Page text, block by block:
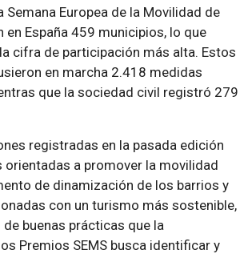
Semana Europea de la Movilidad de
España 459 municipios, lo que
cifra de participación más alta. Estos
en marcha 2.418 medidas
que la sociedad civil registró 279
registradas en la pasada edición
orientadas a promover la movilidad
de dinamización de los barrios y
con un turismo más sostenible,
buenas prácticas que la
Premios SEMS busca identificar y